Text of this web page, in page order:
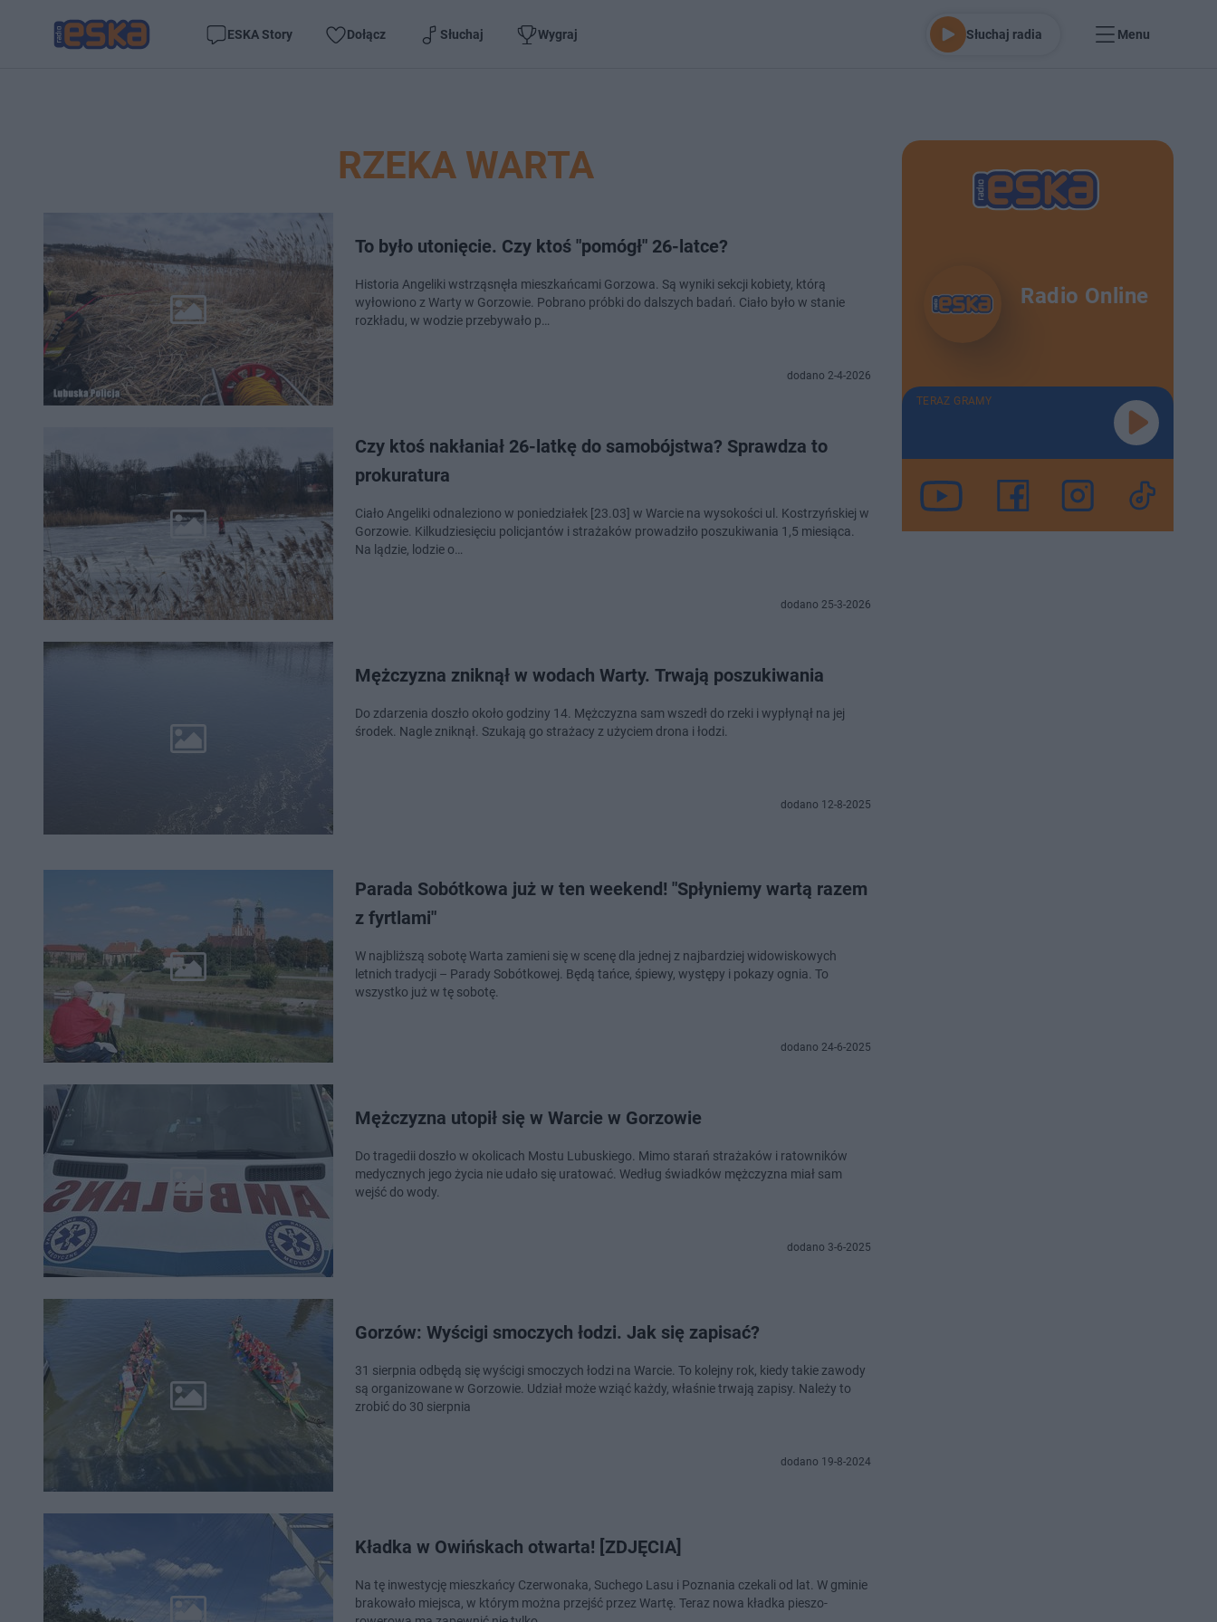
ESKA Story Dołącz Słuchaj Wygraj Słuchaj radia Menu
RZEKA WARTA
To było utonięcie. Czy ktoś "pomógł" 26-latce?
Historia Angeliki wstrząsnęła mieszkańcami Gorzowa. Są wyniki sekcji kobiety, którą
wyłowiono z Warty w Gorzowie. Pobrano próbki do dalszych badań. Ciało było w stanie
rozkładu, w wodzie przebywało p…
dodano 2-4-2026
Czy ktoś nakłaniał 26-latkę do samobójstwa? Sprawdza to
prokuratura
Ciało Angeliki odnaleziono w poniedziałek [23.03] w Warcie na wysokości ul. Kostrzyńskiej w
Gorzowie. Kilkudziesięciu policjantów i strażaków prowadziło poszukiwania 1,5 miesiąca.
Na lądzie, lodzie o…
dodano 25-3-2026
Mężczyzna zniknął w wodach Warty. Trwają poszukiwania
Do zdarzenia doszło około godziny 14. Mężczyzna sam wszedł do rzeki i wypłynął na jej
środek. Nagle zniknął. Szukają go strażacy z użyciem drona i łodzi.
dodano 12-8-2025
Parada Sobótkowa już w ten weekend! "Spłyniemy wartą razem
z fyrtlami"
W najbliższą sobotę Warta zamieni się w scenę dla jednej z najbardziej widowiskowych
letnich tradycji – Parady Sobótkowej. Będą tańce, śpiewy, występy i pokazy ognia. To
wszystko już w tę sobotę.
dodano 24-6-2025
Mężczyzna utopił się w Warcie w Gorzowie
Do tragedii doszło w okolicach Mostu Lubuskiego. Mimo starań strażaków i ratowników
medycznych jego życia nie udało się uratować. Według świadków mężczyzna miał sam
wejść do wody.
dodano 3-6-2025
Gorzów: Wyścigi smoczych łodzi. Jak się zapisać?
31 sierpnia odbędą się wyścigi smoczych łodzi na Warcie. To kolejny rok, kiedy takie zawody
są organizowane w Gorzowie. Udział może wziąć każdy, właśnie trwają zapisy. Należy to
zrobić do 30 sierpnia
dodano 19-8-2024
Kładka w Owińskach otwarta! [ZDJĘCIA]
Na tę inwestycję mieszkańcy Czerwonaka, Suchego Lasu i Poznania czekali od lat. W gminie
brakowało miejsca, w którym można przejść przez Wartę. Teraz nowa kładka pieszo-
Radio Online
TERAZ GRAMY